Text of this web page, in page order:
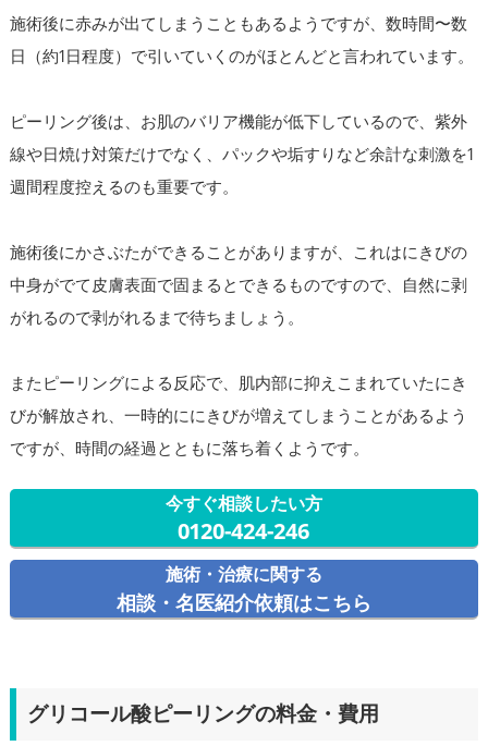
施術後に赤みが出てしまうこともあるようですが、数時間〜数
日（約1日程度）で引いていくのがほとんどと言われています。
ピーリング後は、お肌のバリア機能が低下しているので、紫外
線や日焼け対策だけでなく、パックや垢すりなど余計な刺激を1
週間程度控えるのも重要です。
施術後にかさぶたができることがありますが、これはにきびの
中身がでて皮膚表面で固まるとできるものですので、自然に剥
がれるので剥がれるまで待ちましょう。
またピーリングによる反応で、肌内部に抑えこまれていたにき
びが解放され、一時的ににきびが増えてしまうことがあるよう
ですが、時間の経過とともに落ち着くようです。
今すぐ相談したい方
0120-424-246
施術・治療に関する
相談・名医紹介依頼はこちら
グリコール酸ピーリングの料金・費用